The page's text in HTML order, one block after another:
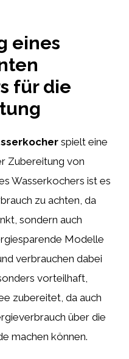
eines
für die
spielt eine
Zubereitung von
Wasserkochers ist es
zu achten, da
sondern auch
Modelle
verbrauchen dabei
vorteilhaft,
zubereitet, da auch
über die
machen können.